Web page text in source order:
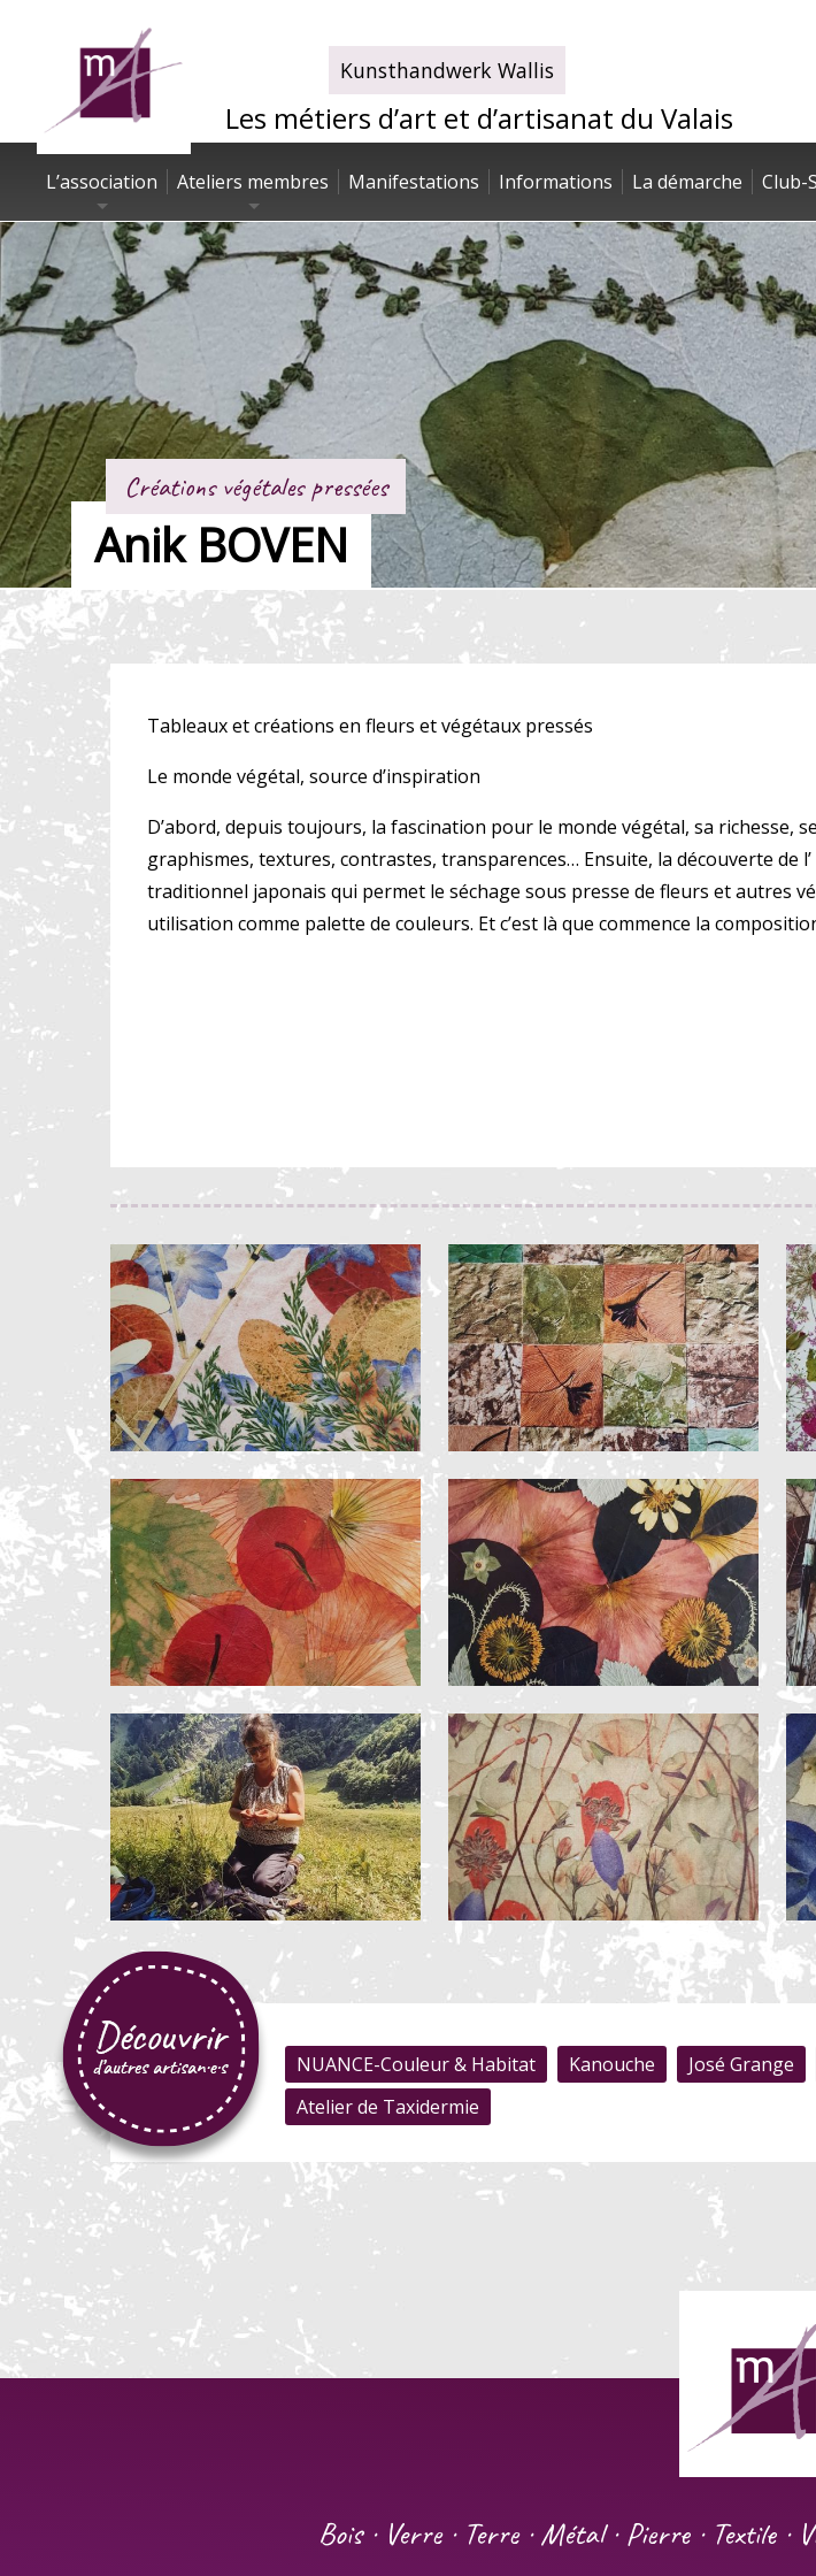
Kunsthandwerk Wallis
Les métiers d’art et d’artisanat du Valais
L’association Ateliers membres Manifestations Informations La démarche Club-
Créations végétales pressées
Anik BOVEN
Tableaux et créations en fleurs et végétaux pressés
Le monde végétal, source d’inspiration
D’abord, depuis toujours, la fascination pour le monde végétal, sa richesse,
graphismes, textures, contrastes, transparences… Ensuite, la découverte de
traditionnel japonais qui permet le séchage sous presse de fleurs et autres
utilisation comme palette de couleurs. Et c’est là que commence la
NUANCE-Couleur & Habitat Kanouche José Grange
Atelier de Taxidermie
Bois · Verre · Terre · Métal · Pierre · Textile